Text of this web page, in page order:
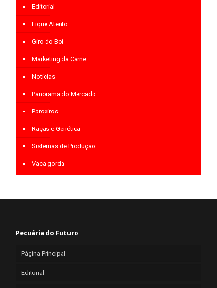
Editorial
Fique Atento
Giro do Boi
Marketing da Carne
Notícias
Panorama do Mercado
Parceiros
Raças e Genética
Sistemas de Produção
Vaca gorda
Pecuária do Futuro
Página Principal
Editorial